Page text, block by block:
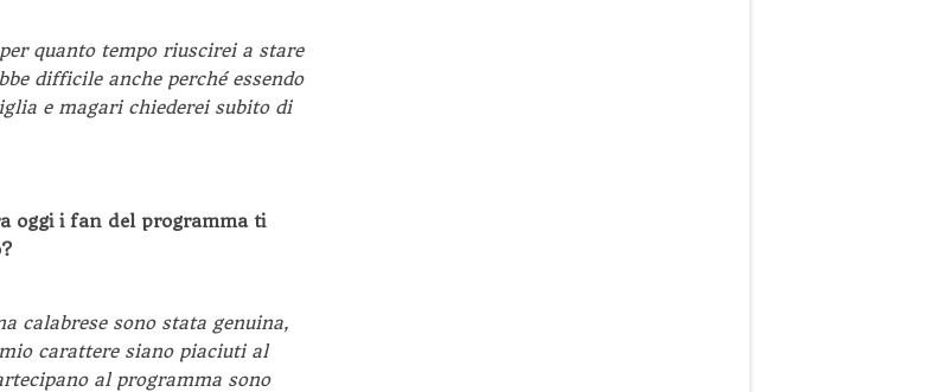
quanto tempo riuscirei a stare
difficile anche perché essendo
e magari chiederei subito di
oggi i fan del programma ti
calabrese sono stata genuina,
carattere siano piaciuti al
al programma sono